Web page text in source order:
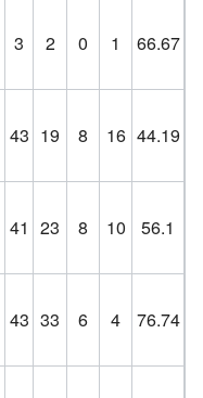
3 2 0 1 66.67
43 19 8 16 44.19
41 23 8 10 56.1
43 33 6 4 76.74